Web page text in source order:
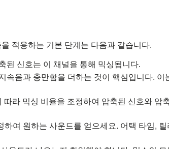
적용하는 기본 단계는 다음과 같습니다.
된 신호는 이 채널을 통해 믹싱됩니다.
속음과 충만함을 더하는 것이 핵심입니다. 이
라 믹싱 비율을 조정하여 압축된 신호와 압
여 원하는 사운드를 얻으세요. 어택 타임, 릴